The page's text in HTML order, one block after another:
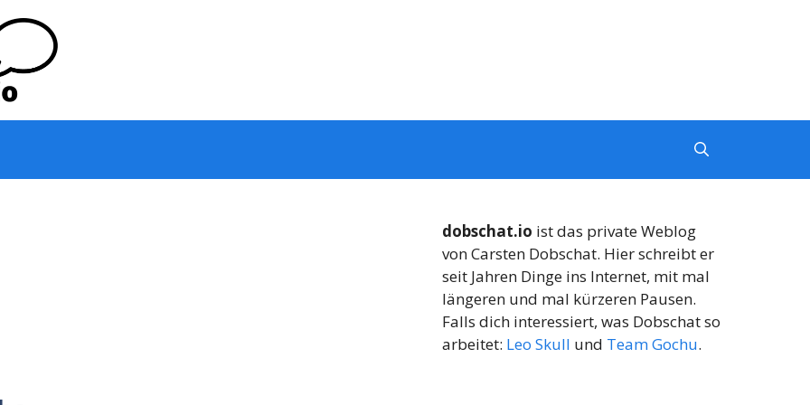
dobschat.io ist das private Weblog
von Carsten Dobschat. Hier schreibt er
seit Jahren Dinge ins Internet, mit mal
längeren und mal kürzeren Pausen.
Falls dich interessiert, was Dobschat so
arbeitet: Leo Skull und Team Gochu.